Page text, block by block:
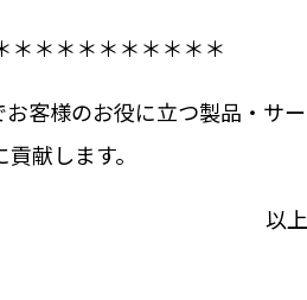
＊＊＊＊＊＊＊＊＊＊
客様のお役に立つ製品・サー
献します。
以上